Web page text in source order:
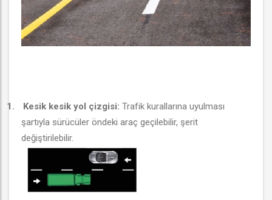
1. Kesik kesik yol çizgisi: Trafik kurallarına uyulması
şartıyla sürücüler öndeki araç geçilebilir, şerit
değiştirilebilir.